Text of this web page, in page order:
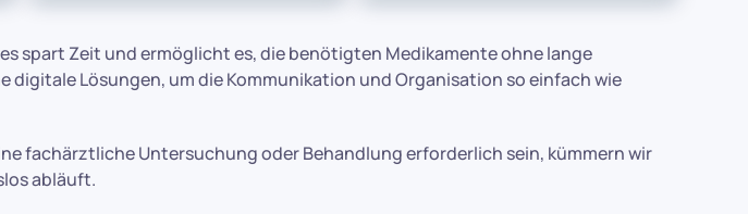
spart Zeit und ermöglicht es, die benötigten Medikamente ohne lange
Lösungen, um die Kommunikation und Organisation so einfach wie
fachärztliche Untersuchung oder Behandlung erforderlich sein, kümmern wir
abläuft.